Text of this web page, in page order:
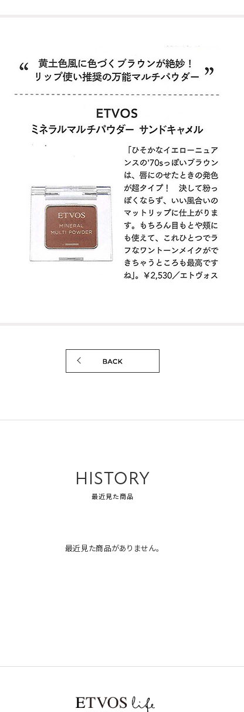
HISTORY
最近見た商品
最近見た商品がありません。